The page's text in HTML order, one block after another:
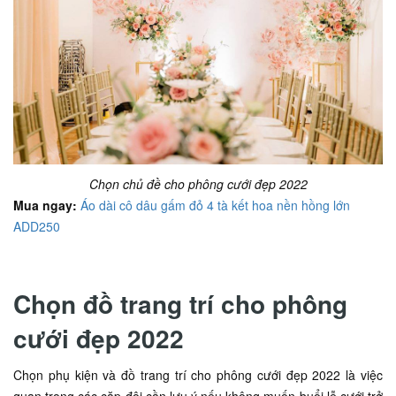
Chọn chủ đề cho phông cưới đẹp 2022
Mua ngay: Áo dài cô dâu gấm đỏ 4 tà kết hoa nền hồng lớn
ADD250
Chọn đồ trang trí cho phông
cưới đẹp 2022
Chọn phụ kiện và đồ trang trí cho phông cưới đẹp 2022 là việc